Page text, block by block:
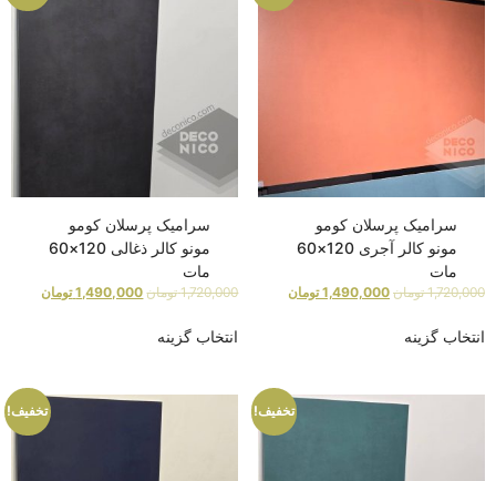
سرامیک پرسلان کومو
مونو کالر آجری 120×60
مات
1,720,000 تومان 1,490,000 تومان
انتخاب گزینه
سرامیک پرسلان کومو
مونو کالر ذغالی 120×60
مات
1,720,000 تومان 1,490,000 تومان
انتخاب گزینه
تخفیف! تخفیف!